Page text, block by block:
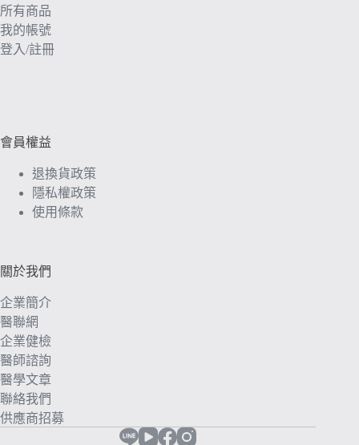
所有商品
我的帳號
登入/註冊
會員權益
退換貨政策
隱私權政策
使用條款
關於我們
企業簡介
醫聯網
企業健檢
醫師諮詢
醫學文章
聯絡我們
供應商招募